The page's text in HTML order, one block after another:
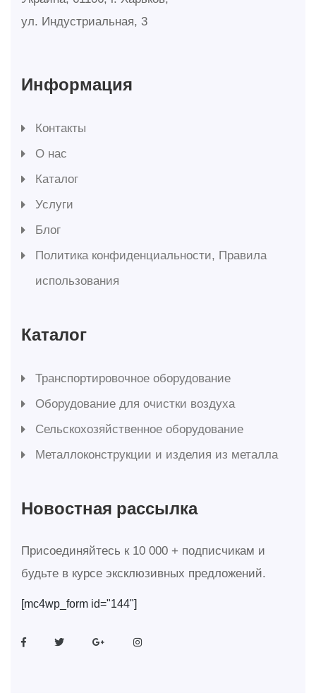
ул. Индустриальная, 3
Информация
Контакты
О нас
Каталог
Услуги
Блог
Политика конфиденциальности, Правила
использования
Каталог
Транспортировочное оборудование
Оборудование для очистки воздуха
Сельскохозяйственное оборудование
Металлоконструкции и изделия из металла
Новостная рассылка
Присоединяйтесь к 10 000 + подписчикам и
будьте в курсе эксклюзивных предложений.
[mc4wp_form id="144"]